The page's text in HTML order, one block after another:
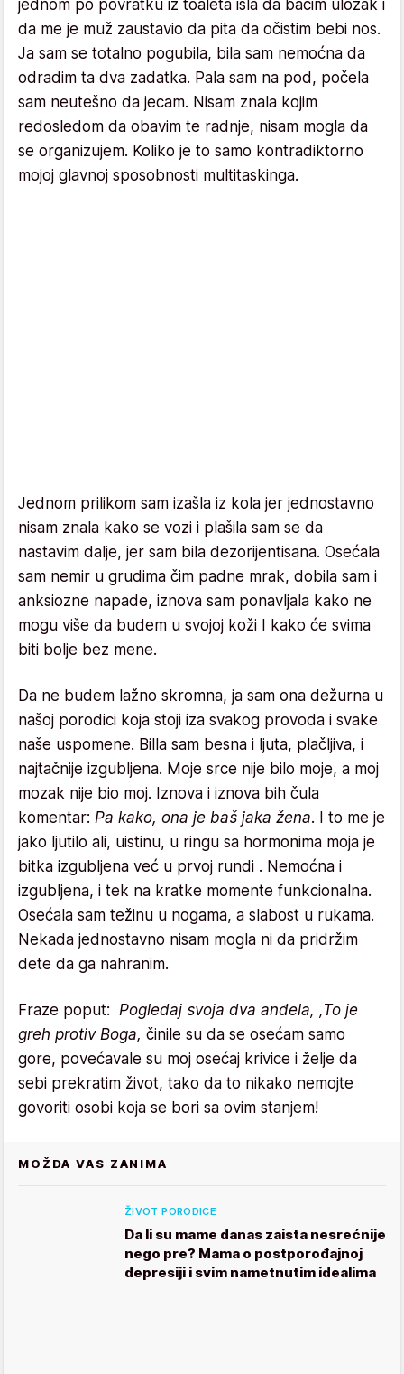
jednom po povratku iz toaleta išla da bacim uložak i
da me je muž zaustavio da pita da očistim bebi nos.
Ja sam se totalno pogubila, bila sam nemoćna da
odradim ta dva zadatka. Pala sam na pod, počela
sam neutešno da jecam. Nisam znala kojim
redosledom da obavim te radnje, nisam mogla da
se organizujem. Koliko je to samo kontradiktorno
mojoj glavnoj sposobnosti multitaskinga.
Jednom prilikom sam izašla iz kola jer jednostavno
nisam znala kako se vozi i plašila sam se da
nastavim dalje, jer sam bila dezorijentisana. Osećala
sam nemir u grudima čim padne mrak, dobila sam i
anksiozne napade, iznova sam ponavljala kako ne
mogu više da budem u svojoj koži I kako će svima
biti bolje bez mene.
Da ne budem lažno skromna, ja sam ona dežurna u
našoj porodici koja stoji iza svakog provoda i svake
naše uspomene. Billa sam besna i ljuta, plačljiva, i
najtačnije izgubljena. Moje srce nije bilo moje, a moj
mozak nije bio moj. Iznova i iznova bih čula
komentar: Pa kako, ona je baš jaka žena. I to me je
jako ljutilo ali, uistinu, u ringu sa hormonima moja je
bitka izgubljena već u prvoj rundi . Nemoćna i
izgubljena, i tek na kratke momente funkcionalna.
Osećala sam težinu u nogama, a slabost u rukama.
Nekada jednostavno nisam mogla ni da pridržim
dete da ga nahranim.
Fraze poput: Pogledaj svoja dva anđela, ,To je
greh protiv Boga, činile su da se osećam samo
gore, povećavale su moj osećaj krivice i želje da
sebi prekratim život, tako da to nikako nemojte
govoriti osobi koja se bori sa ovim stanjem!
MOŽDA VAS ZANIMA
ŽIVOT PORODICE
Da li su mame danas zaista nesrećnije
nego pre? Mama o postporođajnoj
depresiji i svim nametnutim idealima